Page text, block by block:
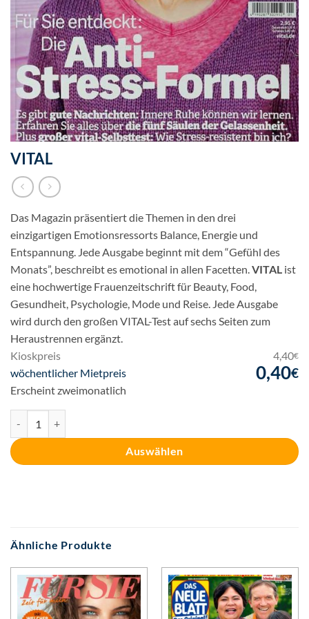
VITAL
Das Magazin präsentiert die Themen in den drei
einzigartigen Emotionsressorts Balance, Energie und
Entspannung. Jede Ausgabe beginnt mit dem “Gefühl des
Monats”, beschreibt es emotional in allen Facetten.VITAL ist
eine hochwertige Frauenzeitschrift für Beauty, Food,
Gesundheit, Psychologie, Mode und Reise. Jede Ausgabe
wird durch den großen VITAL-Test auf sechs Seiten zum
Heraustrennen ergänzt.
Kioskpreis
4,40€
Ursprünglicher
Preis
war:
4,40€
wöchentlicher Mietpreis 0,40€
Aktueller
Preis
ist:
0,40€.
Erscheint zweimonatlich
Auswählen
Ähnliche Produkte